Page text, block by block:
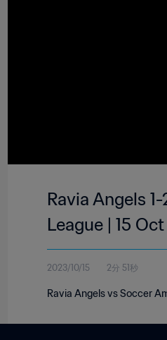
Ravia Angels
League | 15
2023/10/15 2分 51秒
Ravia Angels vs Soccer